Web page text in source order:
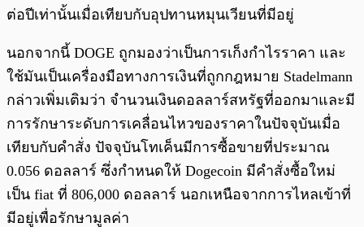
ต่อปีเท่านั้นเมื่อเทียบกับอุปทานหมุนเวียนที่มีอยู่
นอกจากนี้ DOGE ถูกมองว่าเป็นการเก็งกำไรราคา และ
ใช้มันเป็นเครื่องมือทางการเงินที่ถูกกฎหมาย Stadelmann
กล่าวเพิ่มเติมว่า จำนวนเงินดอลลาร์สหรัฐที่ออกมาและมี
การรักษาระดับการเคลื่อนไหวของราคาในปัจจุบันเมื่อ
เทียบกับคำสั่ง ปัจจุบันโทเค็นมีการซื้อขายที่ประมาณ
0.056 ดอลลาร์ ซึ่งกำหนดให้ Dogecoin มีคำสั่งซื้อใหม่
เป็น fiat ที่ 806,000 ดอลลาร์ นอกเหนือจากการไหลเข้าที่
มีอยู่เพื่อรักษามูลค่า